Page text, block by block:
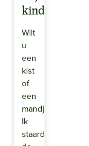
kind
Wilt
u
een
kist
of
een
mandje?
Ik
staarde